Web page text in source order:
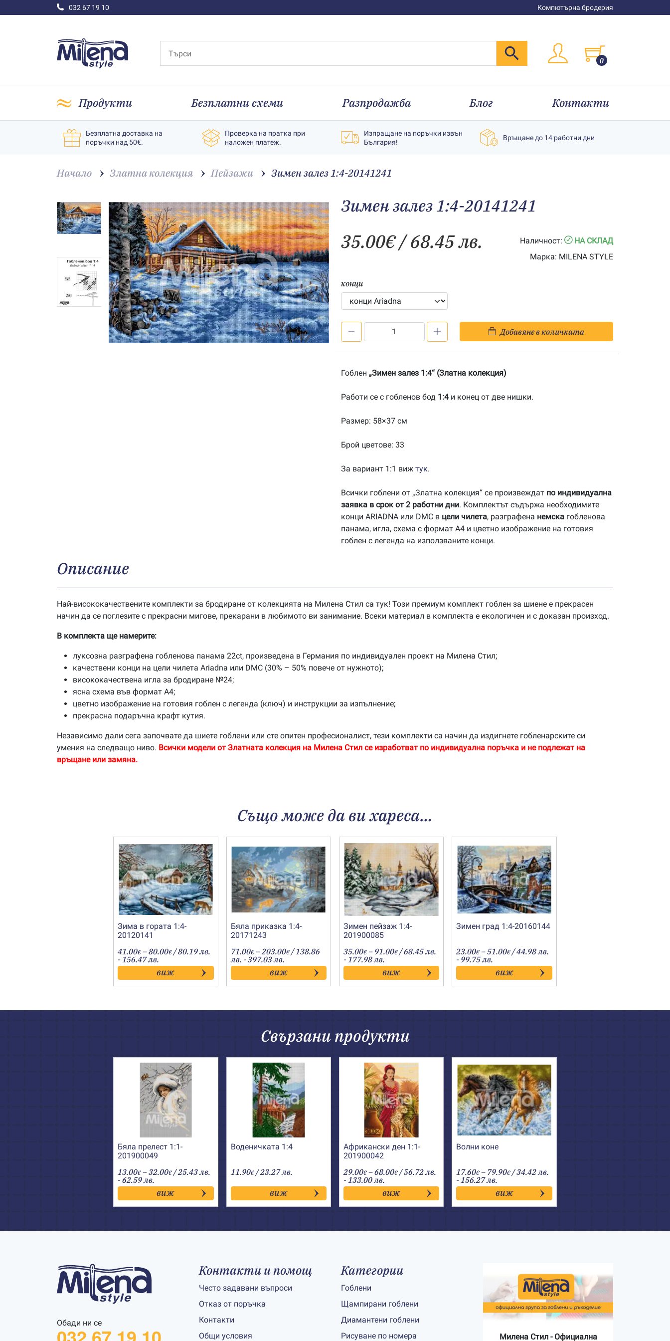
032 67 19 10 Компютърна бродерия
0
Продукти Безплатни схеми Разпродажба Блог Контакти
Безплатна доставка на
поръчки над 50€.
Проверка на пратка при
наложен платеж.
Изпращане на поръчки извън
България!
Връщане до 14 работни дни
Начало Златна колекция Пейзажи Зимен залез 1:4-20141241
Зимен залез 1:4-20141241
35.00€/ 68.45 лв. Наличност:
НА СКЛАД
Марка: MILENA STYLE
конци
залез
20141241
Добавяне в количката
Гоблен „Зимен залез 1:4“ (Златна колекция)
Работи се с гобленов бод 1:4и конец от две нишки.
Размер: 58×37 см
Брой цветове: 33
За вариант 1:1 виж тук.
Всички гоблени от „Златна колекция“ се произвеждат по индивидуална
заявка в срок от 2 работни дни. Комплектът съдържа необходимите
конци ARIADNA или DMC в цели чилета, разграфена немска гобленова
панама, игла, схема с формат А4 и цветно изображение на готовия
гоблен с легенда на използваните конци.
Описание
Най-висококачествените комплекти за бродиране от колекцията на Милена Стил са тук! Този премиум комплект гоблен за шиене е прекрасен
начин да се поглезите с прекрасни мигове, прекарани в любимото ви занимание. Всеки материал в комплекта е екологичен и с доказан произход.
В комплекта ще намерите:
луксозна разграфена гобленова панама 22ct, произведена в Германия по индивидуален проект на Милена Стил;
качествени конци на цели чилета Ariadna или DMC (30% – 50% повече от нужното);
висококачествена игла за бродиране №24;
ясна схема във формат А4;
цветно изображение на готовия гоблен с легенда (ключ) и инструкции за изпълнение;
прекрасна подаръчна крафт кутия.
Независимо дали сега започвате да шиете гоблени или сте опитен професионалист, тези комплекти са начин да издигнете гобленарските си
умения на следващо ниво. Всички модели от Златната колекция на Милена Стил се изработват по индивидуална поръчка и не подлежат на
връщане или замяна.
Също може да ви хареса…
Зима в гората 1:4-
20120141
41.00€ –80.00€Price
range:
41.00€
through
80.00€
/ 80.19 лв.
- 156.47 лв.
виж
Бяла приказка 1:4-
20171243
71.00€ –203.00€Price
range:
71.00€
through
203.00€
/ 138.86
лв. - 397.03 лв.
виж
Зимен пейзаж 1:4-
201900085
35.00€ – 91.00€Price
range:
35.00€
through
91.00€
/ 68.45 лв.
- 177.98 лв.
виж
Зимен град 1:4-20160144
23.00€ –51.00€Price
range:
23.00€
through
51.00€
/ 44.98 лв.
- 99.75 лв.
виж
Свързани продукти
Бяла прелест 1:1-
201900049
13.00€ –32.00€Price
range:
13.00€
through
32.00€
/ 25.43 лв.
- 62.59 лв.
виж
Воденичката 1:4
11.90€/ 23.27 лв.
виж
Африкански ден 1:1-
201900042
29.00€ –68.00€Price
range:
29.00€
through
68.00€
/ 56.72 лв.
- 133.00 лв.
виж
Волни коне
17.60€ – 79.90€Price
range:
17.60€
through
79.90€
/ 34.42 лв.
- 156.27 лв.
виж
Обади ни се
Контакти и помощ
Често задавани въпроси
Отказ от поръчка
Контакти
Общи условия
Категории
Гоблени
Щампирани гоблени
Диамантени гоблени
Рисуване по номера
Милена Стил - Официална